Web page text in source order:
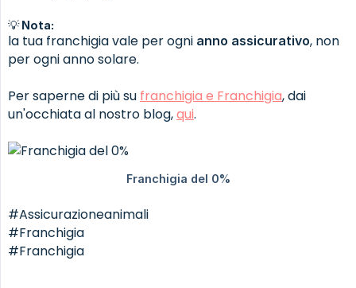
💡 Nota:
la tua franchigia vale per ogni anno assicurativo, non
per ogni anno solare.
Per saperne di più su franchigia e Franchigia, dai
un'occhiata al nostro blog,qui.
#Assicurazioneanimali
#Franchigia
#Franchigia